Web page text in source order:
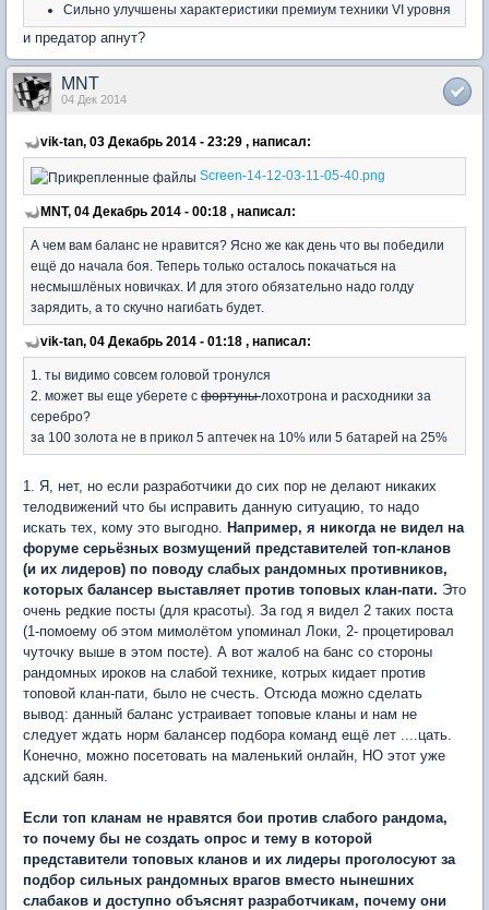
Сильно улучшены характеристики премиум техники VI уровня
и предатор апнут?
MNT
04 Дек 2014
vik-tan, 03 Декабрь 2014 - 23:29 , написал:
Screen-14-12-03-11-05-40.png
MNT, 04 Декабрь 2014 - 00:18 , написал:
А чем вам баланс не нравится? Ясно же как день что вы победили
ещё до начала боя. Теперь только осталось покачаться на
несмышлёных новичках. И для этого обязательно надо голду
зарядить, а то скучно нагибать будет.
vik-tan, 04 Декабрь 2014 - 01:18 , написал:
1. ты видимо совсем головой тронулся
2. может вы еще уберете с фортунылохотрона и расходники за
серебро?
за 100 золота не в прикол 5 аптечек на 10% или 5 батарей на 25%
1. Я, нет, но если разработчики до сих пор не делают никаких
телодвижений что бы исправить данную ситуацию, то надо
искать тех, кому это выгодно. Например, я никогда не видел на
форуме серьёзных возмущений представителей топ-кланов
(и их лидеров) по поводу слабых рандомных противников,
которых балансер выставляет против топовых клан-пати. Это
очень редкие посты (для красоты). За год я видел 2 таких поста
(1-помоему об этом мимолётом упоминал Локи, 2- процетировал
чуточку выше в этом посте). А вот жалоб на банс со стороны
рандомных ироков на слабой технике, котрых кидает против
топовой клан-пати, было не счесть. Отсюда можно сделать
вывод: данный баланс устраивает топовые кланы и нам не
следует ждать норм балансер подбора команд ещё лет ....цать.
Конечно, можно посетовать на маленький онлайн, НО этот уже
адский баян.
Если топ кланам не нравятся бои против слабого рандома,
то почему бы не создать опрос и тему в которой
представители топовых кланов и их лидеры проголосуют за
подбор сильных рандомных врагов вместо нынешних
слабаков и доступно объяснят разработчикам, почему они